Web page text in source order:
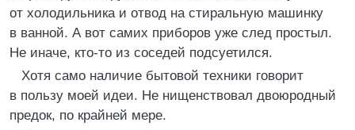
от холодильника и отвод на стиральную машинку
в ванной. А вот самих приборов уже след простыл.
Не иначе, кто-то из соседей подсуетился.
Хотя само наличие бытовой техники говорит
в пользу моей идеи. Не нищенствовал двоюродный
предок, по крайней мере.